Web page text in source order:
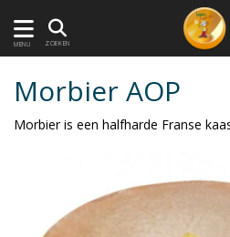
MENU ZOEKEN
Morbier AOP
Morbier is een halfharde Franse